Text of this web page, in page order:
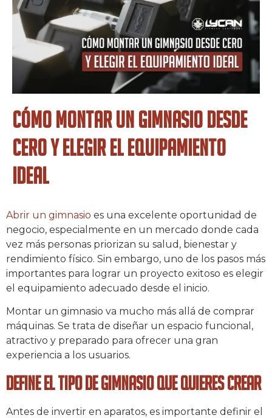
Cómo montar un gimnasio desde
cero y elegir el equipamiento
ideal
Abrir un gimnasio es una excelente oportunidad de
negocio, especialmente en un mercado donde cada
vez más personas priorizan su salud, bienestar y
rendimiento físico. Sin embargo, uno de los pasos más
importantes para lograr un proyecto exitoso es elegir
el equipamiento adecuado desde el inicio.
Montar un gimnasio va mucho más allá de comprar
máquinas. Se trata de diseñar un espacio funcional,
atractivo y preparado para ofrecer una gran
experiencia a los usuarios.
Define el tipo de gimnasio que quieres crear
Antes de invertir en aparatos, es importante definir el